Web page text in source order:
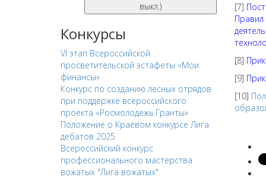
выкл.)
Конкурсы
VI этап Всероссийской
просветительской эстафеты «Мои
финансы»
Конкурс по созданию лесных отрядов
при поддержке всероссийского
проекта «Росмолодежь.Гранты»
Положение о Краевом конкурсе Лига
дебатов 2025
Всероссийский конкурс
профессионального мастерства
вожатых "Лига вожатых"
[7]
[8]
[9]
[10]